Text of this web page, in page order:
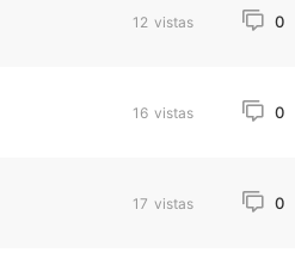
12 vistas 0
16 vistas 0
17 vistas 0